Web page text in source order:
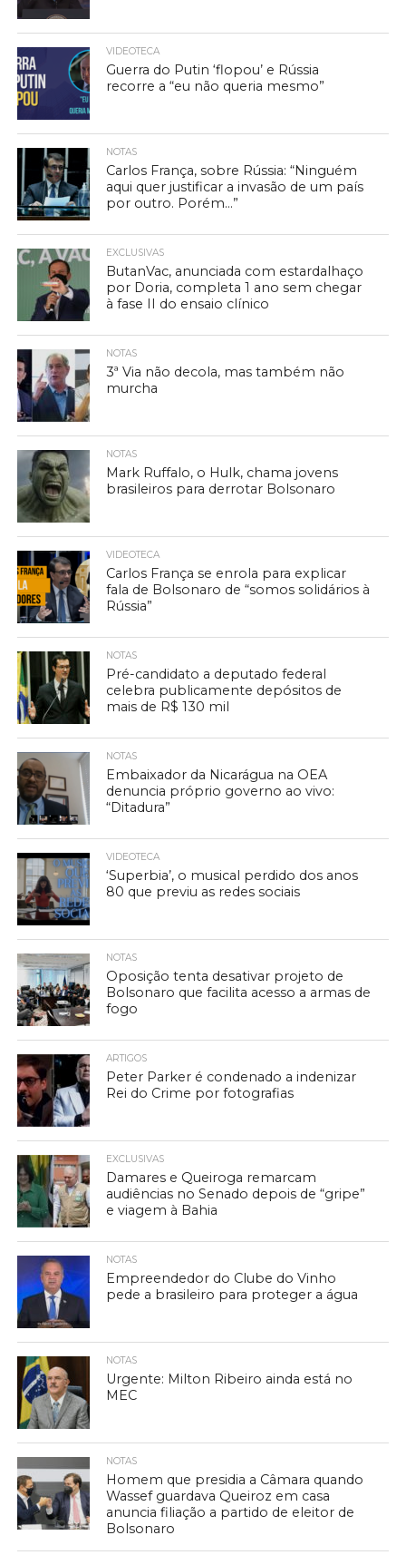
VIDEOTECA
Guerra do Putin ‘flopou’ e Rússia
recorre a “eu não queria mesmo”
NOTAS
Carlos França, sobre Rússia: “Ninguém
aqui quer justificar a invasão de um país
por outro. Porém…”
EXCLUSIVAS
ButanVac, anunciada com estardalhaço
por Doria, completa 1 ano sem chegar
à fase II do ensaio clínico
NOTAS
3ª Via não decola, mas também não
murcha
NOTAS
Mark Ruffalo, o Hulk, chama jovens
brasileiros para derrotar Bolsonaro
VIDEOTECA
Carlos França se enrola para explicar
fala de Bolsonaro de “somos solidários à
Rússia”
NOTAS
Pré-candidato a deputado federal
celebra publicamente depósitos de
mais de R$ 130 mil
NOTAS
Embaixador da Nicarágua na OEA
denuncia próprio governo ao vivo:
“Ditadura”
VIDEOTECA
‘Superbia’, o musical perdido dos anos
80 que previu as redes sociais
NOTAS
Oposição tenta desativar projeto de
Bolsonaro que facilita acesso a armas de
fogo
ARTIGOS
Peter Parker é condenado a indenizar
Rei do Crime por fotografias
EXCLUSIVAS
Damares e Queiroga remarcam
audiências no Senado depois de “gripe”
e viagem à Bahia
NOTAS
Empreendedor do Clube do Vinho
pede a brasileiro para proteger a água
NOTAS
Urgente: Milton Ribeiro ainda está no
MEC
NOTAS
Homem que presidia a Câmara quando
Wassef guardava Queiroz em casa
anuncia filiação a partido de eleitor de
Bolsonaro